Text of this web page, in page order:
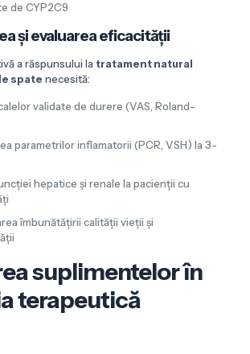
de CYP2C9
și evaluarea eficacității
a răspunsului la tratament natural
spate necesită:
validate de durere (VAS, Roland-
parametrilor inflamatorii (PCR, VSH) la 3-
hepatice și renale la pacienții cu
îmbunătățirii calității vieții și
suplimentelor în
terapeutică